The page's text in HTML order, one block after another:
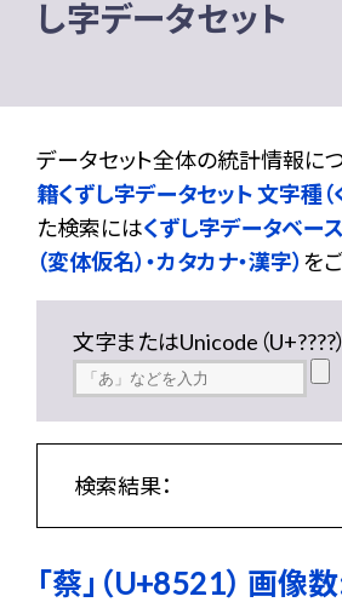
し字データセット
データセット全体の統計情報につ
籍くずし字データセット 文字種（
た検索にはくずし字データベー
（変体仮名）・カタカナ・漢字） を
文字またはUnicode（U+????
検索結果：
「蔡」（U+8521） 画像